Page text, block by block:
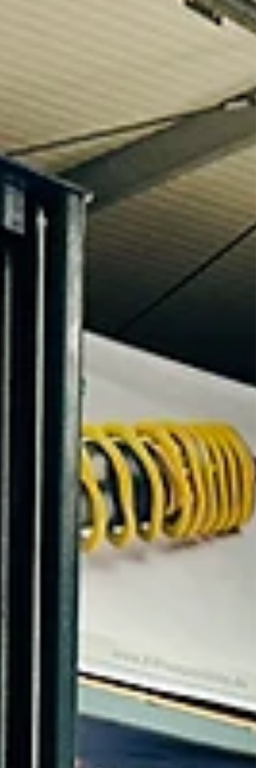
#softwareoptimierung #kennfeldoptimierung
#chiptuning #stage1 #vmaxoff